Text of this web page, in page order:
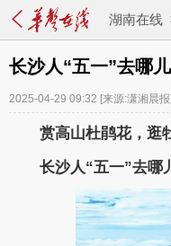
湖南在线
长沙人“五一”去哪
2025-04-29 09:32 [来源:潇湘晨报]
赏高山杜鹃花，逛
长沙人“五一”去哪